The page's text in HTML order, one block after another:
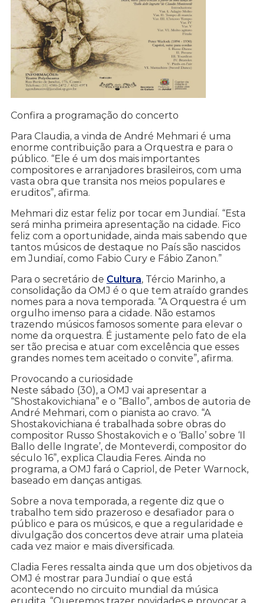
Confira a programação do concerto
Para Claudia, a vinda de André Mehmari é uma
enorme contribuição para a Orquestra e para o
público. “Ele é um dos mais importantes
compositores e arranjadores brasileiros, com uma
vasta obra que transita nos meios populares e
eruditos”, afirma.
Mehmari diz estar feliz por tocar em Jundiaí. “Esta
será minha primeira apresentação na cidade. Fico
feliz com a oportunidade, ainda mais sabendo que
tantos músicos de destaque no País são nascidos
em Jundiaí, como Fabio Cury e Fábio Zanon.”
Para o secretário de Cultura, Tércio Marinho, a
consolidação da OMJ é o que tem atraído grandes
nomes para a nova temporada. “A Orquestra é um
orgulho imenso para a cidade. Não estamos
trazendo músicos famosos somente para elevar o
nome da orquestra. É justamente pelo fato de ela
ser tão precisa e atuar com excelência que esses
grandes nomes tem aceitado o convite”, afirma.
Provocando a curiosidade
Neste sábado (30), a OMJ vai apresentar a
“Shostakovichiana” e o “Ballo”, ambos de autoria de
André Mehmari, com o pianista ao cravo. “A
Shostakovichiana é trabalhada sobre obras do
compositor Russo Shostakovich e o ‘Ballo’ sobre ‘Il
Ballo delle Ingrate’, de Monteverdi, compositor do
século 16”, explica Claudia Feres. Ainda no
programa, a OMJ fará o Capriol, de Peter Warnock,
baseado em danças antigas.
Sobre a nova temporada, a regente diz que o
trabalho tem sido prazeroso e desafiador para o
público e para os músicos, e que a regularidade e
divulgação dos concertos deve atrair uma plateia
cada vez maior e mais diversificada.
Cladia Feres ressalta ainda que um dos objetivos da
OMJ é mostrar para Jundiaí o que está
acontecendo no circuito mundial da música